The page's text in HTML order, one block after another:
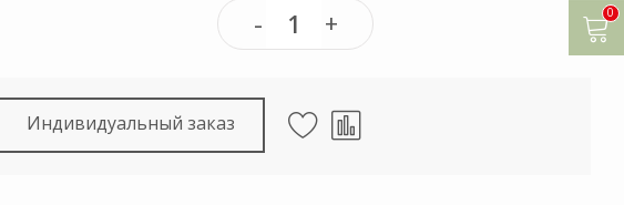
Индивидуальный заказ
0